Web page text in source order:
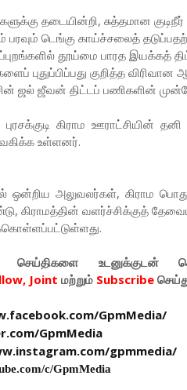
தடையின்றி, சுத்தமான
பரவும் டெங்கு காய்ச்சலைத்
தூய்மை பாரத இயக்கத்
புதுப்பிப்பது குறித்த
ஜல் ஜீவன் திட்டப் பணிகளின்
கிராம ஊராட்சியின்
உள்ளனர்.
ஒன்றிய அலுவலர்கள், கிராம
கிராமத்தின் வளர்ச்சிக்குத்
உடனுக்குடன்
Joint மற்றும் Subscribe
GpmMedia/
GpmMedia
gpmmedia/
c/GpmMedia